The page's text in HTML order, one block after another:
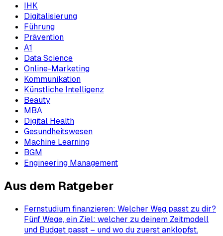
IHK
Digitalisierung
Führung
Prävention
A1
Data Science
Online-Marketing
Kommunikation
Künstliche Intelligenz
Beauty
MBA
Digital Health
Gesundheitswesen
Machine Learning
BGM
Engineering Management
Aus dem Ratgeber
Fernstudium finanzieren: Welcher Weg passt zu dir?
Fünf Wege, ein Ziel: welcher zu deinem Zeitmodell
und Budget passt – und wo du zuerst anklopfst.